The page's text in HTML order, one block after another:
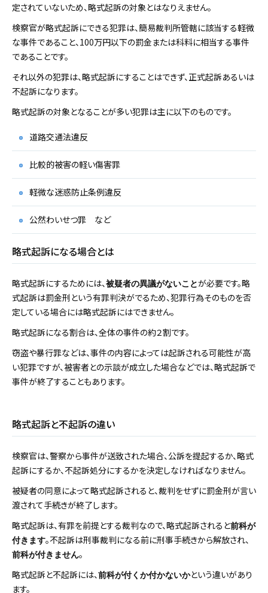
定されていないため、略式起訴の対象とはなりえません。
検察官が略式起訴にできる犯罪は、簡易裁判所管轄に該当する軽微
な事件であること、100万円以下の罰金または科料に相当する事件
であることです。
それ以外の犯罪は、略式起訴にすることはできず、正式起訴あるいは
不起訴になります。
略式起訴の対象となることが多い犯罪は主に以下のものです。
道路交通法違反
比較的被害の軽い傷害罪
軽微な迷惑防止条例違反
公然わいせつ罪 など
略式起訴になる場合とは
略式起訴にするためには、被疑者の異議がないことが必要です。略
式起訴は罰金刑という有罪判決がでるため、犯罪行為そのものを否
定している場合には略式起訴にはできません。
略式起訴になる割合は、全体の事件の約２割です。
窃盗や暴行罪などは、事件の内容によっては起訴される可能性が高
い犯罪ですが、被害者との示談が成立した場合などでは、略式起訴で
事件が終了することもあります。
略式起訴と不起訴の違い
検察官は、警察から事件が送致された場合、公訴を提起するか、略式
起訴にするか、不起訴処分にするかを決定しなければなりません。
被疑者の同意によって略式起訴されると、裁判をせずに罰金刑が言い
渡されて手続きが終了します。
略式起訴は、有罪を前提とする裁判なので、略式起訴されると前科が
付きます。不起訴は刑事裁判になる前に刑事手続きから解放され、
前科が付きません。
略式起訴と不起訴には、前科が付くか付かないかという違いがあり
ます。